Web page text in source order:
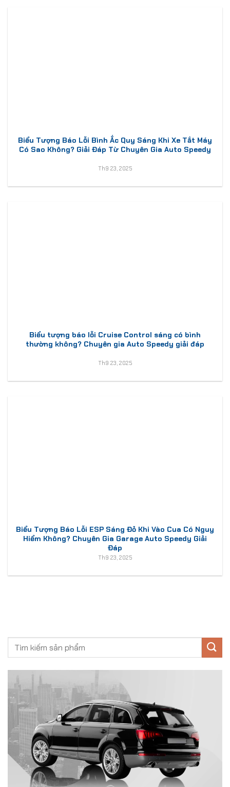
Biểu Tượng Báo Lỗi Bình Ắc Quy Sáng Khi Xe Tắt Máy
Có Sao Không? Giải Đáp Từ Chuyên Gia Auto Speedy
Th9 23, 2025
Biểu tượng báo lỗi Cruise Control sáng có bình
thường không? Chuyên gia Auto Speedy giải đáp
Th9 23, 2025
Biểu Tượng Báo Lỗi ESP Sáng Đỏ Khi Vào Cua Có Nguy
Hiểm Không? Chuyên Gia Garage Auto Speedy Giải
Đáp
Th9 23, 2025